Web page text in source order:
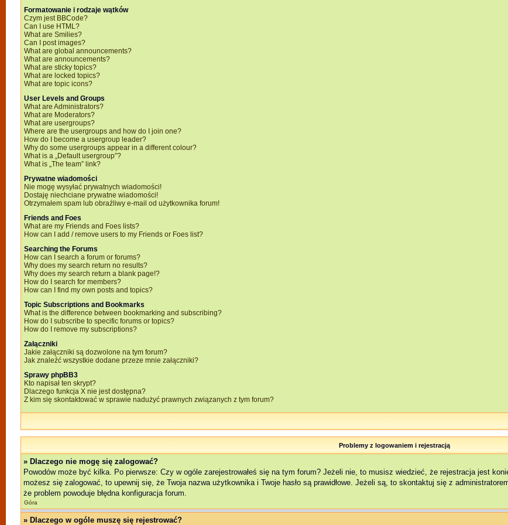
Formatowanie i rodzaje wątków
Czym jest BBCode?
Can I use HTML?
What are Smilies?
Can I post images?
What are global announcements?
What are announcements?
What are sticky topics?
What are locked topics?
What are topic icons?
User Levels and Groups
What are Administrators?
What are Moderators?
What are usergroups?
Where are the usergroups and how do I join one?
How do I become a usergroup leader?
Why do some usergroups appear in a different colour?
What is a „Default usergroup”?
What is „The team” link?
Prywatne wiadomości
Nie mogę wysyłać prywatnych wiadomości!
Dostaję niechciane prywatne wiadomości!
Otrzymałem spam lub obraźliwy e-mail od użytkownika forum!
Friends and Foes
What are my Friends and Foes lists?
How can I add / remove users to my Friends or Foes list?
Searching the Forums
How can I search a forum or forums?
Why does my search return no results?
Why does my search return a blank page!?
How do I search for members?
How can I find my own posts and topics?
Topic Subscriptions and Bookmarks
What is the difference between bookmarking and subscribing?
How do I subscribe to specific forums or topics?
How do I remove my subscriptions?
Załączniki
Jakie załączniki są dozwolone na tym forum?
Jak znaleźć wszystkie dodane przeze mnie załączniki?
Sprawy phpBB3
Kto napisał ten skrypt?
Dlaczego funkcja X nie jest dostępna?
Z kim się skontaktować w sprawie nadużyć prawnych związanych z tym forum?
Problemy z logowaniem i rejestracją
» Dlaczego nie mogę się zalogować?
Powodów może być kilka. Po pierwsze: Czy w ogóle zarejestrowałeś się na tym forum? Jeżeli nie, to musisz wiedzieć, że rejestracja jest
możesz się zalogować, to upewnij się, że Twoja nazwa użytkownika i Twoje hasło są prawidłowe. Jeżeli są, to skontaktuj się z
że problem powoduje błędna konfiguracja forum.
Góra
» Dlaczego w ogóle muszę się rejestrować?